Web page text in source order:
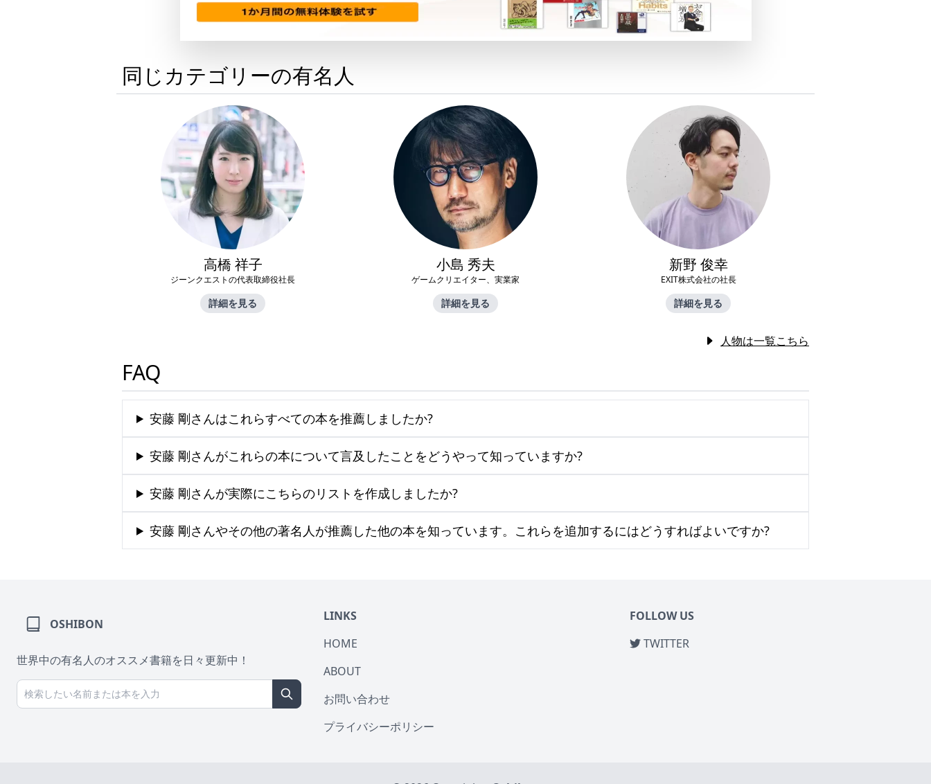
同じカテゴリーの有名人
高橋 祥子
ジーンクエストの代表取締役社長
詳細を見る
小島 秀夫
ゲームクリエイター、実業家
詳細を見る
新野 俊幸
EXIT株式会社の社長
詳細を見る
人物は一覧こちら
FAQ
安藤 剛さんはこれらすべての本を推薦しましたか?
安藤 剛さんがこれらの本について言及したことをどうやって知っていますか?
安藤 剛さんが実際にこちらのリストを作成しましたか?
安藤 剛さんやその他の著名人が推薦した他の本を知っています。これらを追加するにはどうすればよいですか?
OSHIBON
世界中の有名人のオススメ書籍を日々更新中！
LINKS
HOME
ABOUT
お問い合わせ
プライバシーポリシー
FOLLOW US
TWITTER